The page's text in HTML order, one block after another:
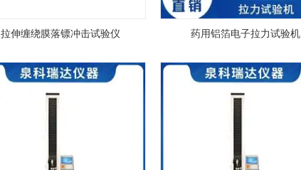
拉伸缠绕膜落镖冲击试验仪 药用铝箔电子拉力试验机